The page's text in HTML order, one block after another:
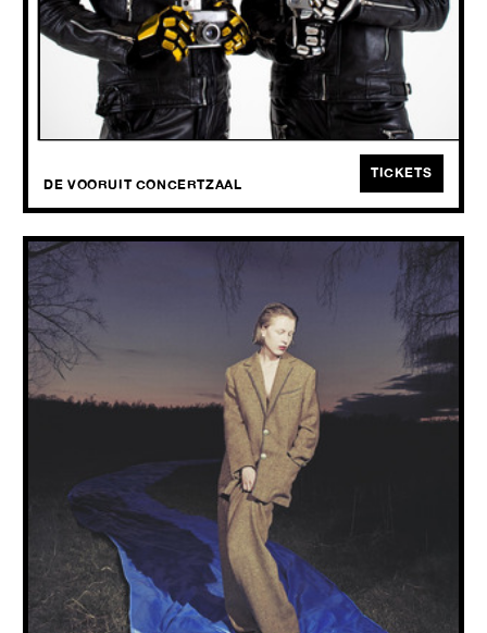
Daft Funk Live komt in het vaarwater van Daft Punk, in goede zin.
DE VOORUIT CONCERTZAAL
TICKETS
TUE
15.09
2026
CISKA CISKA
Verdwijn even mee in een wereld waar kwetsbaarheid in het midden